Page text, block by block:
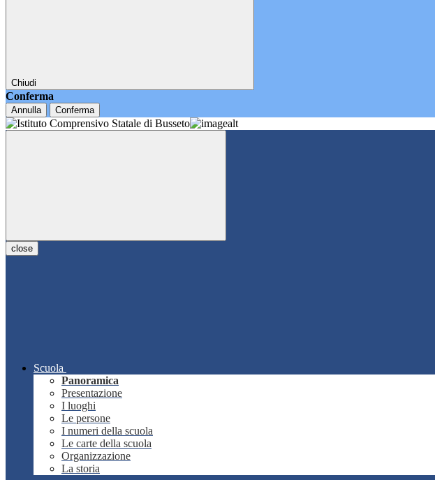
Chiudi
Conferma
Annulla Conferma
close
Scuola
Panoramica
Presentazione
I luoghi
Le persone
I numeri della scuola
Le carte della scuola
Organizzazione
La storia